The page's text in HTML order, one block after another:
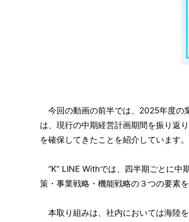
今回の動画の前半では、2025年度の
は、現行の中期経営計画期間を振り返
を確保してきたことを紹介しています
“K” LINE Withでは、四半期ごとに中
策・事業戦略・機能戦略の３つの要素
本取り組みは、社内においては海陸